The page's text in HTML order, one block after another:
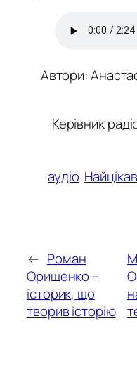
Автори:
Керівник
аудіо
← Роман
Орищенко –
історик, що
творив історію